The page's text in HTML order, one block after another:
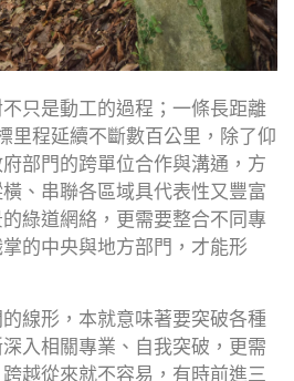
只是動工的過程；一條長距離
里程延續不斷數百公里，除了仰
部門的跨單位合作與溝通，方
、串聯各區域具代表性又豐富
綠道網絡，更需要整合不同專
的中央與地方部門，才能形
線形，本就意味著要突破各種
入相關專業、自我突破，更需
越從來就不容易，有時前進三